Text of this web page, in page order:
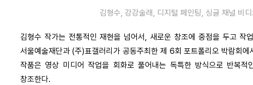
김형수, 강강술래, 디지털 페인팅, 싱글 채널 비
김형수 작가는 전통적인 재현을 넘어서, 새로운 창조에 중점을 두고
서울예술재단과 (주)표갤러리가 공동주최한 제 6회 포트폴리오 박람회에
작품은 영상 미디어 작업을 회화로 풀어내는 독특한 방식으로 반복적
창조한다.